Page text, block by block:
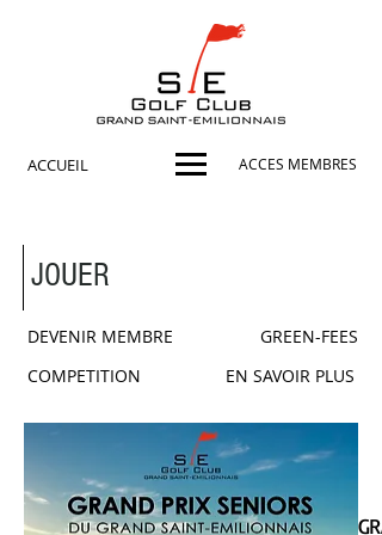
ACCES MEMBRES
ACCUEIL
JOUER
DEVENIR MEMBRE
COMPETITION
GREEN-FEES
EN SAVOIR PLUS